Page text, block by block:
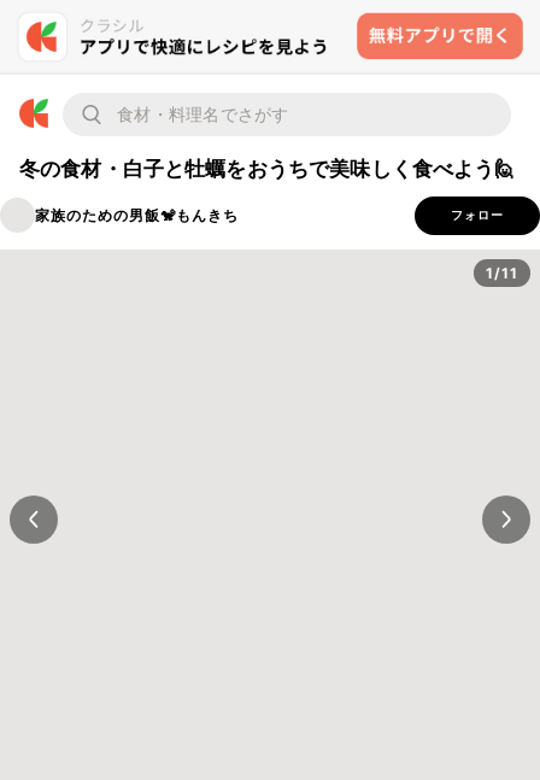
冬の食材・白子と牡蠣をおうちで美味しく食べよう🙋‍
家族のための男飯🐒もんきち フォロー
1/11